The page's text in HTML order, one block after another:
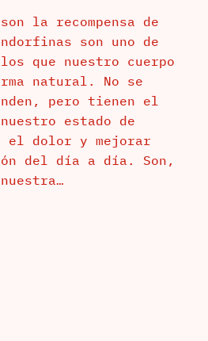
la recompensa de
son uno de
que nuestro cuerpo
natural. No se
pero tienen el
estado de
el dolor y mejorar
del día a día. Son,